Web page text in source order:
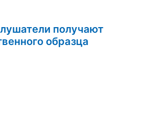
получают
образца